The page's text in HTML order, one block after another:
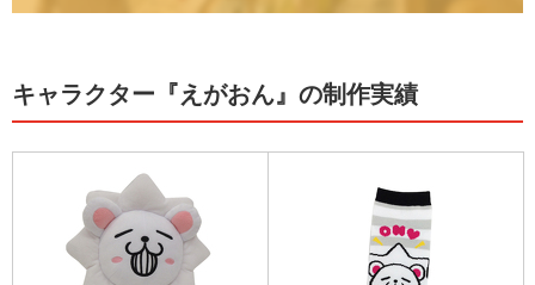
キャラクター『えがおん』の制作実績